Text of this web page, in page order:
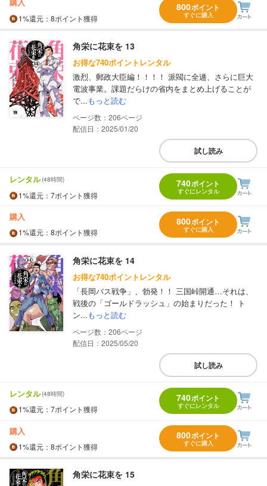
購入
1%還元 ：8ポイント獲得
800ポイント
すぐに購入
角栄に花束を 13
お得な740ポイントレンタル
激烈、郵政大臣編！！！！ 派閥に全逓、さらに巨大
電波事業。課題だらけの省内をまとめ上げることが
で...もっと読む
206
配信日：2025/01/20
試し読み
レンタル(48時間)
1%還元 ：7ポイント獲得
740ポイント
すぐにレンタル
購入
1%還元 ：8ポイント獲得
800ポイント
すぐに購入
角栄に花束を 14
お得な740ポイントレンタル
「長岡バス戦争」、勃発！！ 三国峠開通…それは、
戦後の「ゴールドラッシュ」の始まりだった！ ト
ン...もっと読む
206
配信日：2025/05/20
試し読み
レンタル(48時間)
1%還元 ：7ポイント獲得
740ポイント
すぐにレンタル
購入
1%還元 ：8ポイント獲得
800ポイント
すぐに購入
角栄に花束を 15